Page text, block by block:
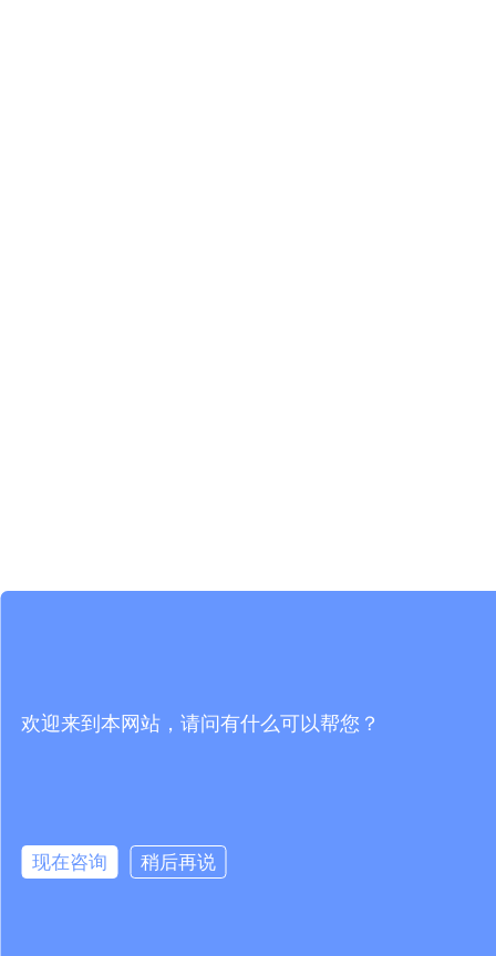
欢迎来到本网站，请问有什么可以帮您？
现在咨询 稍后再说